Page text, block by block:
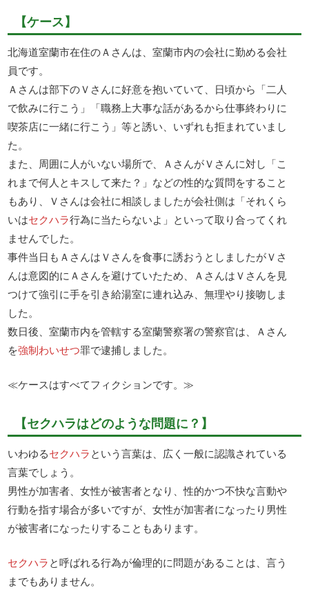
【ケース】
北海道室蘭市在住のＡさんは、室蘭市内の会社に勤める会社
員です。
Ａさんは部下のＶさんに好意を抱いていて、日頃から「二人
で飲みに行こう」「職務上大事な話があるから仕事終わりに
喫茶店に一緒に行こう」等と誘い、いずれも拒まれていまし
た。
また、周囲に人がいない場所で、ＡさんがＶさんに対し「こ
れまで何人とキスして来た？」などの性的な質問をすること
もあり、Ｖさんは会社に相談しましたが会社側は「それくら
いはセクハラ行為に当たらないよ」といって取り合ってくれ
ませんでした。
事件当日もＡさんはＶさんを食事に誘おうとしましたがＶさ
んは意図的にＡさんを避けていたため、ＡさんはＶさんを見
つけて強引に手を引き給湯室に連れ込み、無理やり接吻しま
した。
数日後、室蘭市内を管轄する室蘭警察署の警察官は、Ａさん
を強制わいせつ罪で逮捕しました。
≪ケースはすべてフィクションです。≫
【セクハラはどのような問題に？】
いわゆるセクハラという言葉は、広く一般に認識されている
言葉でしょう。
男性が加害者、女性が被害者となり、性的かつ不快な言動や
行動を指す場合が多いですが、女性が加害者になったり男性
が被害者になったりすることもあります。
セクハラと呼ばれる行為が倫理的に問題があることは、言う
までもありません。